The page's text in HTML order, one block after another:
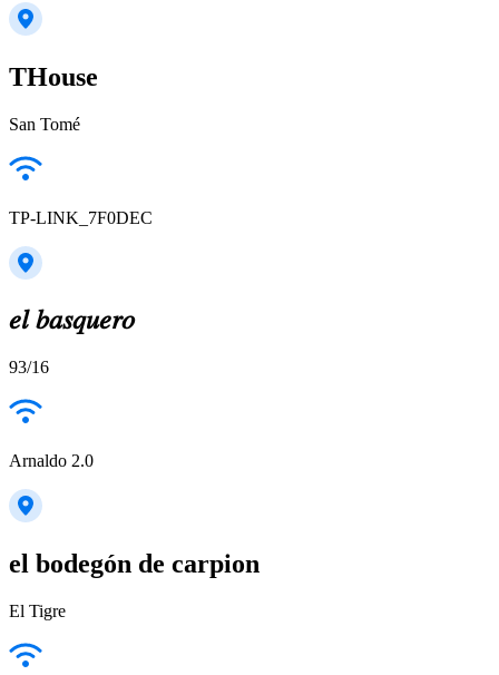
THouse
San Tomé
TP-LINK_7F0DEC
𝑒𝑙 𝑏𝑎𝑠𝑞𝑢𝑒𝑟𝑜
93/16
Arnaldo 2.0
el bodegón de carpion
El Tigre